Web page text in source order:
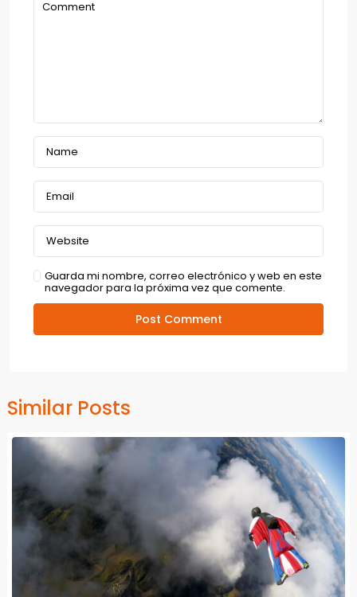
Guarda mi nombre, correo electrónico y web en este
navegador para la próxima vez que comente.
Similar Posts